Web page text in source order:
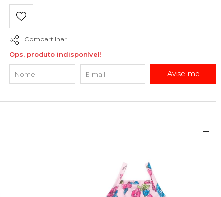
Compartilhar
Ops, produto indisponível!
Avise-me